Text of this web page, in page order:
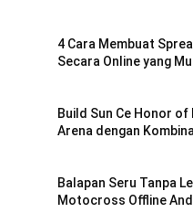
4 Cara Membuat
Secara Online yang
Build Sun Ce Honor
Arena dengan
Balapan Seru Tanpa
Motocross Offline